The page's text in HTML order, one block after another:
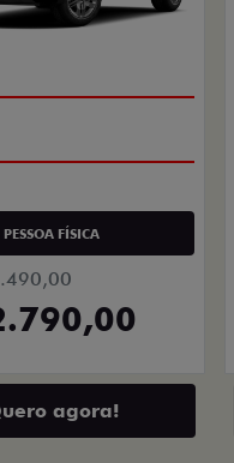
PESSOA FÍSICA
agora!